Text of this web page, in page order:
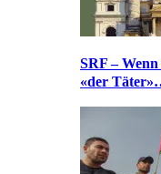
SRF –
«der